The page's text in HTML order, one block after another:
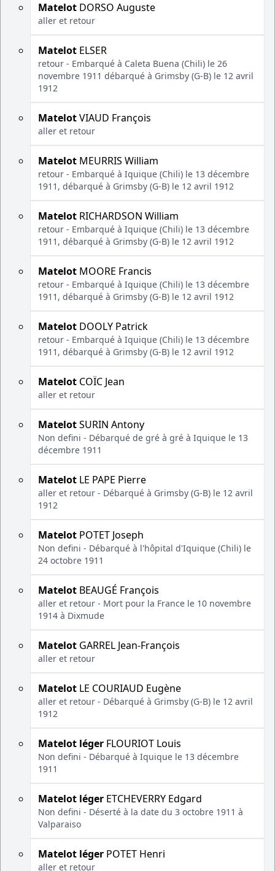
Matelot DORSO Auguste
aller et retour
Matelot ELSER
retour - Embarqué à Caleta Buena (Chili) le 26
novembre 1911 débarqué à Grimsby (G-B) le 12 avril
1912
MatelotVIAUD François
aller et retour
Matelot MEURRIS William
retour - Embarqué à Iquique (Chili) le 13 décembre
1911, débarqué à Grimsby (G-B) le 12 avril 1912
Matelot RICHARDSON William
retour - Embarqué à Iquique (Chili) le 13 décembre
1911, débarqué à Grimsby (G-B) le 12 avril 1912
Matelot MOORE Francis
retour - Embarqué à Iquique (Chili) le 13 décembre
1911, débarqué à Grimsby (G-B) le 12 avril 1912
Matelot DOOLY Patrick
retour - Embarqué à Iquique (Chili) le 13 décembre
1911, débarqué à Grimsby (G-B) le 12 avril 1912
Matelot COÏC Jean
aller et retour
MatelotSURIN Antony
Non defini - Débarqué de gré à gré à Iquique le 13
décembre 1911
Matelot LE PAPE Pierre
aller et retour - Débarqué à Grimsby (G-B) le 12 avril
1912
Matelot POTET Joseph
Non defini - Débarqué à l'hôpital d'Iquique (Chili) le
24 octobre 1911
Matelot BEAUGÉ François
aller et retour - Mort pour la France le 10 novembre
1914 à Dixmude
Matelot GARREL Jean-François
aller et retour
Matelot LE COURIAUD Eugène
aller et retour - Débarqué à Grimsby (G-B) le 12 avril
1912
Matelot léger FLOURIOT Louis
Non defini - Débarqué à Iquique le 13 décembre
1911
Matelot léger ETCHEVERRY Edgard
Non defini - Déserté à la date du 3 octobre 1911 à
Valparaiso
Matelot léger POTET Henri
aller et retour